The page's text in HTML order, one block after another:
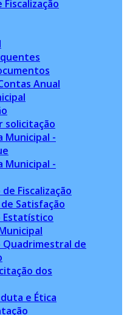
Fiscalização
Anual
solicitação
Municipal -
Municipal -
Fiscalização
Satisfação
Estatístico
Quadrimestral de
dos
e Ética